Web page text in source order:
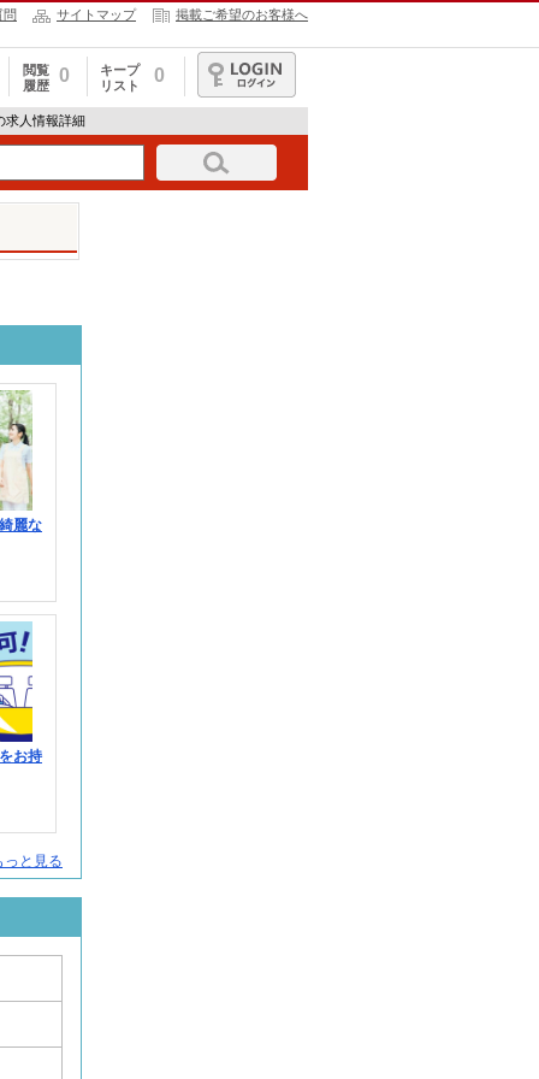
問 サイトマップ 掲載ご希望のお客様へ
閲覧
履歴
0
キープ
リスト
0
ログイン
求人情報詳細
麗な
お持
と見る